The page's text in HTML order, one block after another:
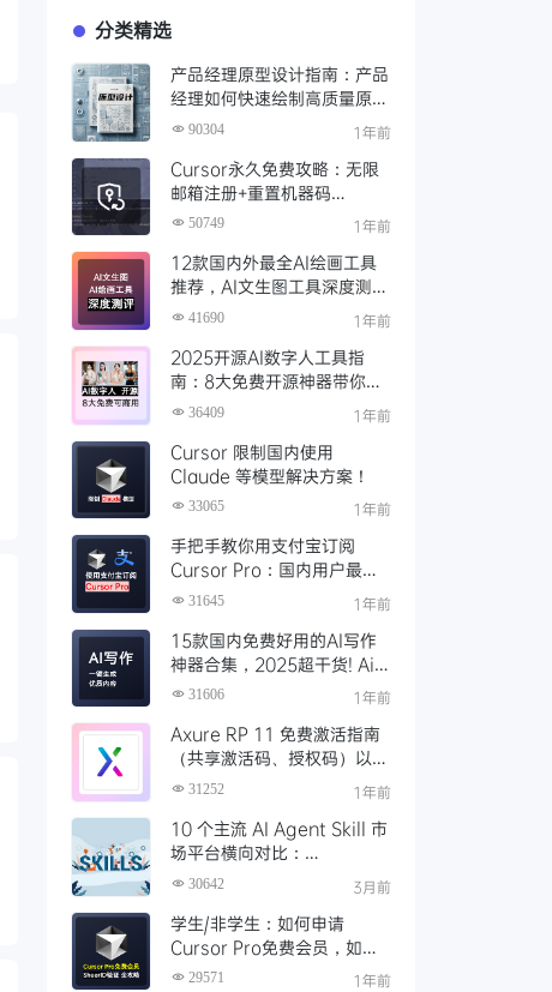
分类精选
产品经理原型设计指南：产品
经理如何快速绘制高质量原
型？（附步骤与资源）
90304 1年前
Cursor永久免费攻略：无限
邮箱注册+重置机器码
+Cursor试用期重置工具实现
50749 1年前
12款国内外最全AI绘画工具
推荐，AI文生图工具深度测评
与场景化对比
41690 1年前
2025开源AI数字人工具指
南：8大免费开源神器带你免
费解锁可商用的AI数字人
36409 1年前
Cursor 限制国内使用
Claude 等模型解决方案！
33065 1年前
手把手教你用支付宝订阅
Cursor Pro：国内用户最全
开通教程（附取消自动扣费）
31645 1年前
15款国内免费好用的AI写作
神器合集，2025超干货! Ai
写作工具推荐，支持论文长文
31606 1年前
Axure RP 11 免费激活指南
（共享激活码、授权码）以及
永久激活方法分享
31252 1年前
10 个主流 AI Agent Skill 市
场平台横向对比：
Clawhub、Skillsmp、
30642 3月前
学生/非学生：如何申请
Cursor Pro免费会员，如何
通过SheerID验证快速激活全
29571 1年前